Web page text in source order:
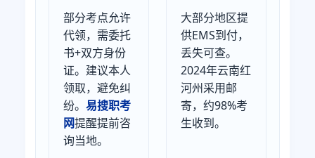
部分考点允许
代领，需委托
书+双方身份
证。建议本人
领取，避免纠
纷。 易搜职考
网提醒提前咨
询当地。
大部分地区提
供EMS到付，
丢失可查。
2024年云南红
河州采用邮
寄，约98%考
生收到。